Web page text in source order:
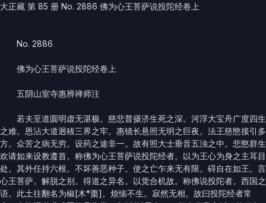
大正藏 第 85 册 No. 2886 佛为心王菩萨说投陀经卷上
No. 2886
佛为心王菩萨说投陀经卷上
五阴山室寺惠辨禅师注
若夫至道圆明虚无湛极。慈悲普摄济生死之深。河浮大宝舟广度四生
之难。恩沾大道迥秡三界之牢。惠镜长悬照无明之巨夜。法王慈愍接引多
方。众苦之病无穷。设药之途非一。故有照大士垂音五浊之中。悲愍群生
欢请如来设教遵首。称佛为心王菩萨说投陀经者。以为王心为身之主耳目
处。其外任持六根。不坏善恶种子。使之亡乍来无有限。碍自在如王。言
心王菩萨。解脱之别。得道之异名。以觉合机故。称佛说投陀者。西国之
语。此土往翻名为椒[木*棗]。烦恼不生。寂然无相。故曰投陀经者常